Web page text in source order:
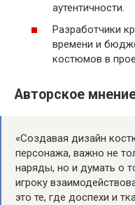
аутентичности.
Разработчики
времени и
костюмов в
Авторское
«Создавая дизайн
персонажа, важно не
наряды, но и думать о
игроку
это те, где доспехи и